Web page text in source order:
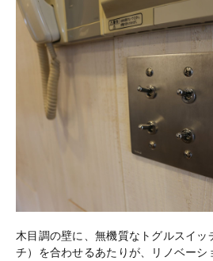
木目調の壁に、無機質なトグルスイッ
チ）を合わせるあたりが、リノベーシ